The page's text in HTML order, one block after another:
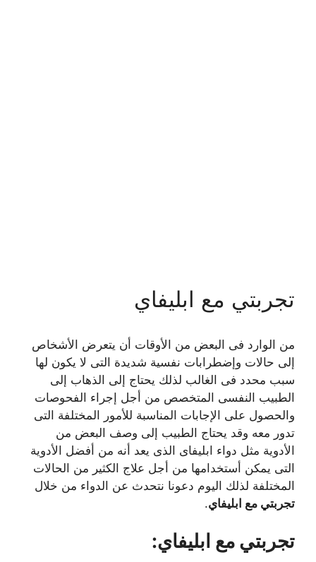
تجربتي مع ابليفاي
من الوارد فى البعض من الأوقات أن يتعرض الأشخاص
إلى حالات وإضطرابات نفسية شديدة التى لا يكون لها
سبب محدد فى الغالب لذلك يحتاج إلى الذهاب إلى
الطبيب النفسى المتخصص من أجل إجراء الفحوصات
والحصول على الإجابات المناسبة للأمور المختلفة التى
تدور معه وقد يحتاج الطبيب إلى وصف البعض من
الأدوية مثل دواء ابليفاى الذى يعد أنه من أفضل الأدوية
التى يمكن أستخدامها من أجل علاج الكثير من الحالات
المختلفة لذلك اليوم دعونا نتحدث عن الدواء من خلال
تجربتي مع ابليفاي.
تجربتي مع ابليفاي: